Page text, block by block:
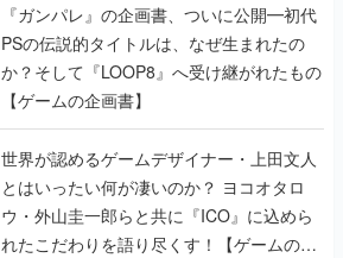
『ガンパレ』の企画書、ついに公開━初代
PSの伝説的タイトルは、なぜ生まれたの
か？そして『LOOP8』へ受け継がれたもの
【ゲームの企画書】
世界が認めるゲームデザイナー・上田文人
とはいったい何が凄いのか？ ヨコオタロ
ウ・外山圭一郎らと共に『ICO』に込めら
れたこだわりを語り尽くす！【ゲームの企